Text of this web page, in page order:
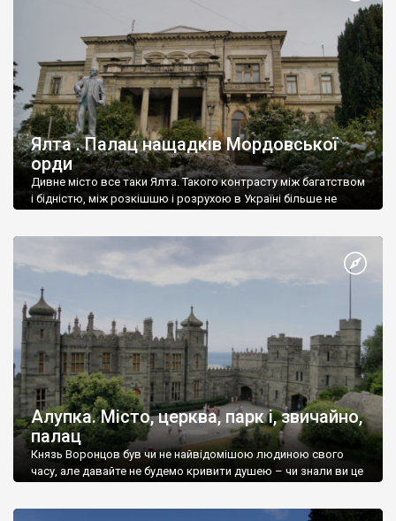
Ялта . Палац нащадків Мордовської
орди
Дивне місто все таки Ялта. Такого контрасту між багатством
і бідністю, між розкішшю і розрухою в Україні більше не
Алупка. Місто, церква, парк і, звичайно,
палац
Князь Воронцов був чи не найвідомішою людиною свого
часу, але давайте не будемо кривити душею – чи знали ви це